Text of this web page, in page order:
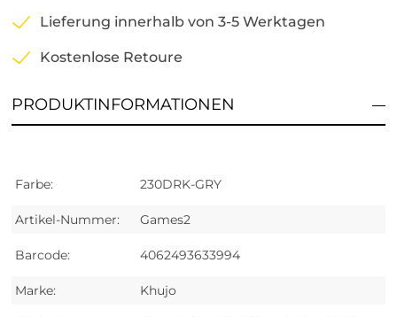
Lieferung innerhalb von 3-5 Werktagen
Kostenlose Retoure
PRODUKTINFORMATIONEN
Farbe: 230DRK-GRY
Artikel-Nummer: Games2
Barcode: 4062493633994
Marke: Khujo